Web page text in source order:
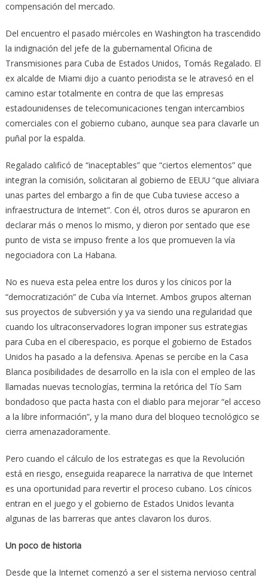
compensación del mercado.
Del encuentro el pasado miércoles en Washington ha trascendido
la indignación del jefe de la gubernamental Oficina de
Transmisiones para Cuba de Estados Unidos, Tomás Regalado. El
ex alcalde de Miami dijo a cuanto periodista se le atravesó en el
camino estar totalmente en contra de que las empresas
estadounidenses de telecomunicaciones tengan intercambios
comerciales con el gobierno cubano, aunque sea para clavarle un
puñal por la espalda.
Regalado calificó de “inaceptables” que “ciertos elementos” que
integran la comisión, solicitaran al gobierno de EEUU “que aliviara
unas partes del embargo a fin de que Cuba tuviese acceso a
infraestructura de Internet”. Con él, otros duros se apuraron en
declarar más o menos lo mismo, y dieron por sentado que ese
punto de vista se impuso frente a los que promueven la vía
negociadora con La Habana.
No es nueva esta pelea entre los duros y los cínicos por la
“democratización” de Cuba vía Internet. Ambos grupos alternan
sus proyectos de subversión y ya va siendo una regularidad que
cuando los ultraconservadores logran imponer sus estrategias
para Cuba en el ciberespacio, es porque el gobierno de Estados
Unidos ha pasado a la defensiva. Apenas se percibe en la Casa
Blanca posibilidades de desarrollo en la isla con el empleo de las
llamadas nuevas tecnologías, termina la retórica del Tío Sam
bondadoso que pacta hasta con el diablo para mejorar “el acceso
a la libre información”, y la mano dura del bloqueo tecnológico se
cierra amenazadoramente.
Pero cuando el cálculo de los estrategas es que la Revolución
está en riesgo, enseguida reaparece la narrativa de que Internet
es una oportunidad para revertir el proceso cubano. Los cínicos
entran en el juego y el gobierno de Estados Unidos levanta
algunas de las barreras que antes clavaron los duros.
Un poco de historia
Desde que la Internet comenzó a ser el sistema nervioso central